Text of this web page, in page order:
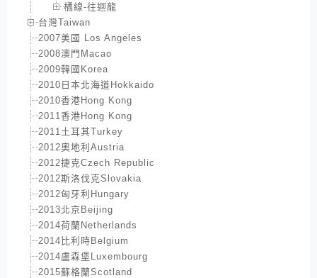
橘線-往迴龍
台灣Taiwan
2007美國 Los Angeles
2008澳門Macao
2009韓國Korea
2010日本北海道Hokkaido
2010香港Hong Kong
2011香港Hong Kong
2011土耳其Turkey
2012奧地利Austria
2012捷克Czech Republic
2012斯洛伐克Slovakia
2012匈牙利Hungary
2013北京Beijing
2014荷蘭Netherlands
2014比利時Belgium
2014盧森堡Luxembourg
2015蘇格蘭Scotland